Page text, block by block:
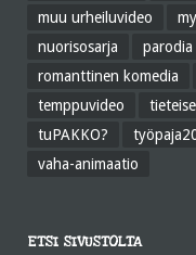
muu urheiluvideo
nuorisosarja
parodia
romanttinen komedia
temppuvideo
tuPAKKO?
vaha-animaatio
ETSI SIVUSTOLTA